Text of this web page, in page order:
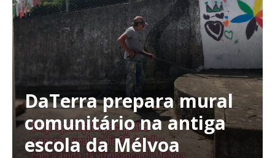
DaTerra prepara mural
comunitário na antiga
escola da Mélvoa